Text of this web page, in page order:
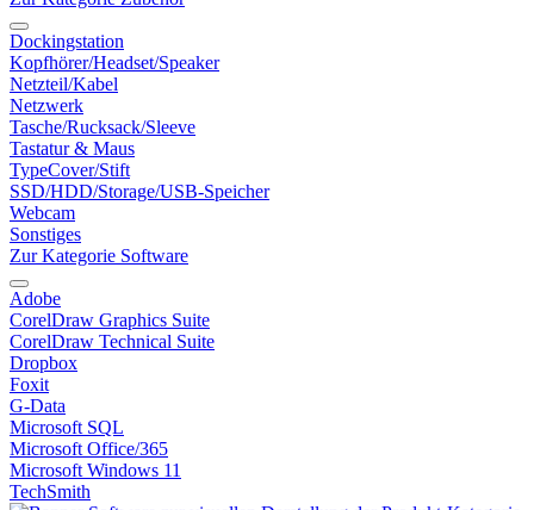
Dockingstation
Kopfhörer/Headset/Speaker
Netzteil/Kabel
Netzwerk
Tasche/Rucksack/Sleeve
Tastatur & Maus
TypeCover/Stift
SSD/HDD/Storage/USB-Speicher
Webcam
Sonstiges
Zur Kategorie Software
Adobe
CorelDraw Graphics Suite
CorelDraw Technical Suite
Dropbox
Foxit
G-Data
Microsoft SQL
Microsoft Office/365
Microsoft Windows 11
TechSmith